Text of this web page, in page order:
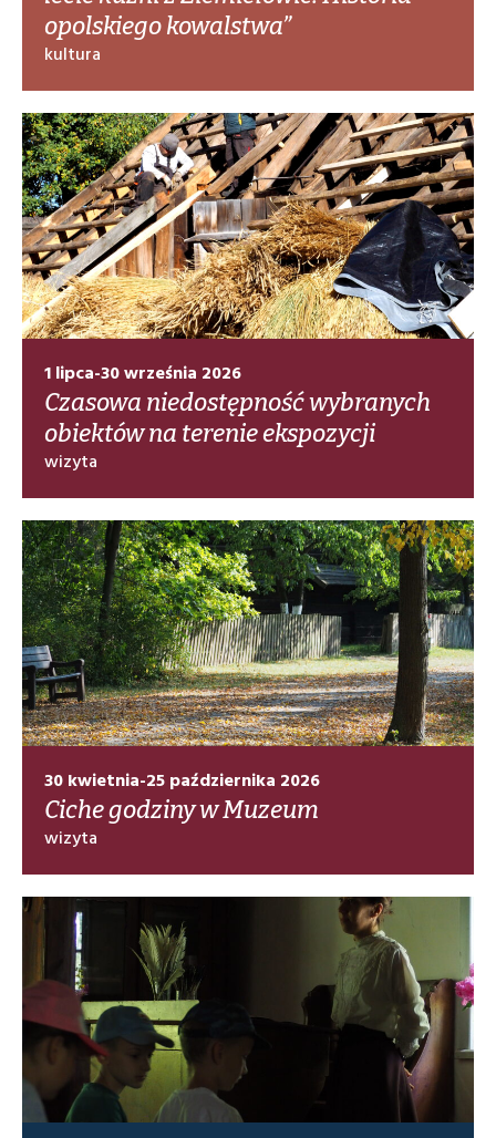
opolskiego kowalstwa”
kultura
1 lipca-30 września 2026
Czasowa niedostępność wybranych
obiektów na terenie ekspozycji
wizyta
30 kwietnia-25 października 2026
Ciche godziny w Muzeum
wizyta